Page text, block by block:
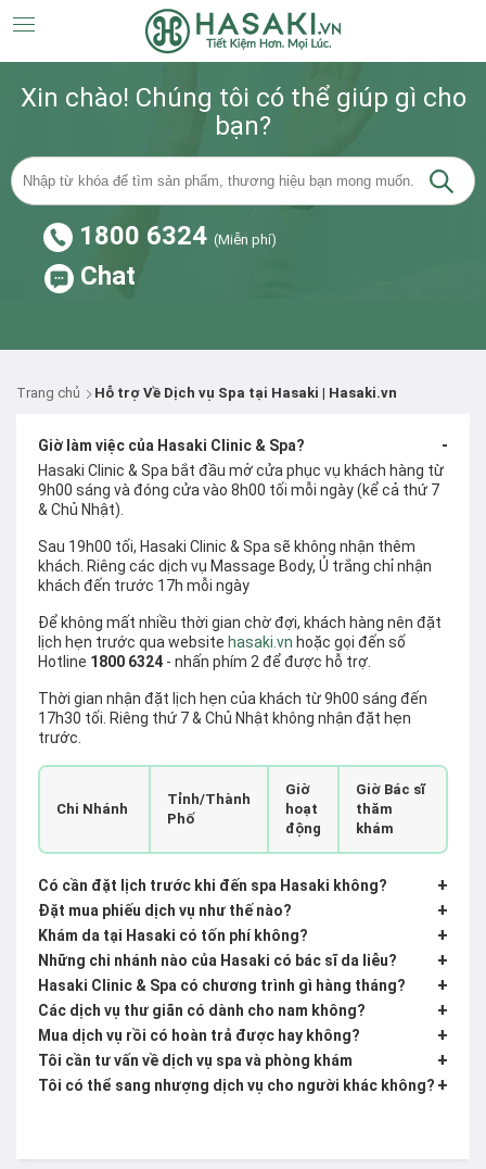
Xin chào! Chúng tôi có thể giúp gì cho
bạn?
1800 6324 (Miễn phí)
Chat
Trang chủ Hỗ trợ Về Dịch vụ Spa tại Hasaki | Hasaki.vn
Giờ làm việc của Hasaki Clinic & Spa? -
Hasaki Clinic & Spa bắt đầu mở cửa phục vụ khách hàng từ
9h00 sáng và đóng cửa vào 8h00 tối mỗi ngày (kể cả thứ 7
& Chủ Nhật).
Sau 19h00 tối, Hasaki Clinic & Spa sẽ không nhận thêm
khách. Riêng các dịch vụ Massage Body, Ủ trắng chỉ nhận
khách đến trước 17h mỗi ngày
Để không mất nhiều thời gian chờ đợi, khách hàng nên đặt
lịch hẹn trước qua website hasaki.vn hoặc gọi đến số
Hotline 1800 6324 - nhấn phím 2 để được hỗ trợ.
Thời gian nhận đặt lịch hẹn của khách từ 9h00 sáng đến
17h30 tối. Riêng thứ 7 & Chủ Nhật không nhận đặt hẹn
trước.
Chi Nhánh
Tỉnh/Thành
Phố
Giờ
hoạt
động
Giờ Bác sĩ
thăm
khám
Có cần đặt lịch trước khi đến spa Hasaki không? +
Đặt mua phiếu dịch vụ như thế nào? +
Khám da tại Hasaki có tốn phí không? +
Những chi nhánh nào của Hasaki có bác sĩ da liễu? +
Hasaki Clinic & Spa có chương trình gì hàng tháng? +
Các dịch vụ thư giãn có dành cho nam không? +
Mua dịch vụ rồi có hoàn trả được hay không? +
Tôi cần tư vấn về dịch vụ spa và phòng khám +
Tôi có thể sang nhượng dịch vụ cho người khác không? +